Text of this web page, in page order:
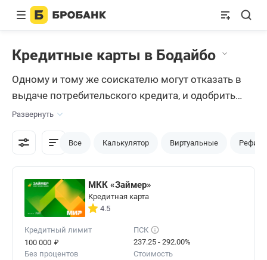
Кредитные карты в Бодайбо
Одному и тому же соискателю могут отказать в
выдаче потребительского кредита, и одобрить
кредитную карту
более доступным характером банковских карт,
которые выдаются практически всем желающим.
используются специальный сервис Бробанк.ру, на
котором уже собраны все самые выгодные
предложения.
Развернуть
Все Калькулятор Виртуальные
МКК «Займер»
Кредитная карта
4.5
Кредитный лимит
100 000 ₽
ПСК
237.25 - 292.00%
Без процентов
Стоимость